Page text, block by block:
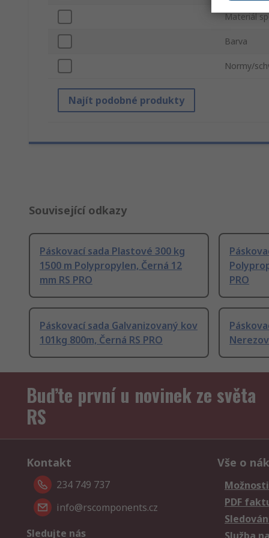
Materiál
Barva
Normy/
Najít podobné produkty
Související odkazy
Páskovací sada Plastové 300 kg
1500 m Polypropylen, Černá 12
mm RS PRO
PRO
Páskovací sada Galvanizovaný kov
101kg 800m, Černá RS PRO
Buďte první u novinek ze světa
RS
Kontakt
234 749 737
info@rscomponents.cz
Sledujte nás
Vše o
PDF